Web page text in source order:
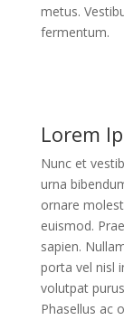
metus.
fermentum.
Lorem
Nunc et
urna
ornare
euismod.
sapien.
porta vel nisl
volutpat
Phasellus ac